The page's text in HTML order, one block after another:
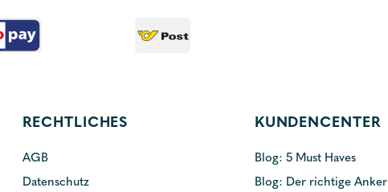
RECHTLICHES
AGB
Datenschutz
KUNDENCENTER
Blog: 5 Must Haves
Blog: Der richtige Anker